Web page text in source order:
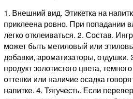
1. Внешний вид. Этикетка на
приклеена ровно. При попадании
легко отклеиваться. 2. Состав.
может быть метиловый или
добавки, ароматизаторы,
продукт золотистого цвета,
оттенки или наличие осадка
напитке. 4. Тягучесть. Если